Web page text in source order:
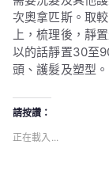
次奧拿匹斯。取
上，梳理後，靜
以的話靜置30至
頭、護髮及塑型。
請按讚：
正在載入...